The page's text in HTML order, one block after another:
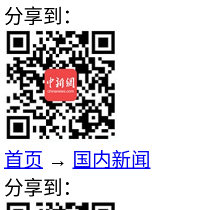
分享到：
首页 → 国内新闻
分享到：